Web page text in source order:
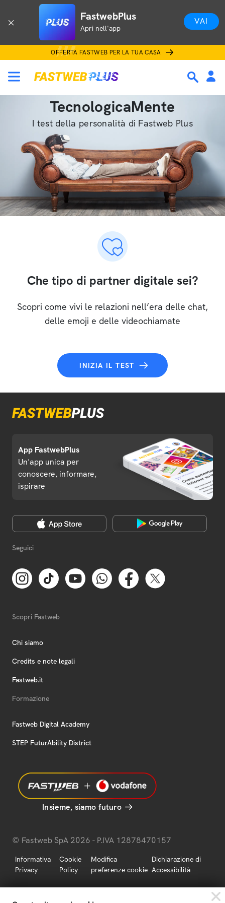
FastwebPlus
Apri nell'app
VAI
OFFERTA FASTWEB PER LA TUA CASA
TecnologicaMente
I test della personalità di Fastweb Plus
Che tipo di partner digitale sei?
Scopri come vivi le relazioni nell’era delle chat,
delle emoji e delle videochiamate
INIZIA IL TEST
App FastwebPlus
Un'app unica per
conoscere, informare,
ispirare
Seguici
Scopri Fastweb
Chi siamo
Credits e note legali
Fastweb.it
Formazione
Fastweb Digital Academy
STEP FuturAbility District
Insieme, siamo futuro
© Fastweb SpA 2026 - P.IVA 12878470157
Informativa
Privacy
Cookie
Policy
Modifica
preferenze cookie
Dichiarazione di
Accessibilità